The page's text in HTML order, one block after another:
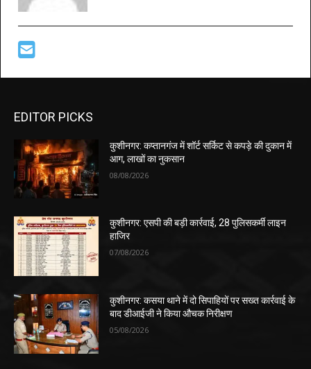
EDITOR PICKS
कुशीनगर: कप्तानगंज में शॉर्ट सर्किट से कपड़े की दुकान में
आग, लाखों का नुकसान
08/08/2026
कुशीनगर: एसपी की बड़ी कार्रवाई, 28 पुलिसकर्मी लाइन
हाजिर
07/08/2026
कुशीनगर: कसया थाने में दो सिपाहियों पर सख्त कार्रवाई के
बाद डीआईजी ने किया औचक निरीक्षण
05/08/2026